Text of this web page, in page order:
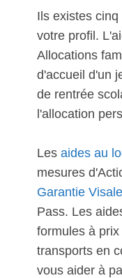
Ils existes
votre profil.
Allocations
d'accueil d'un
de rentrée
l'allocation
Les aides au
mesures
Garantie Visale
Pass. Les
formules à
transports en
vous aider à